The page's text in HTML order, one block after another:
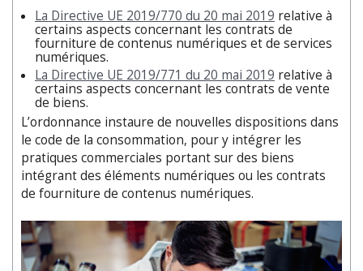
La Directive UE 2019/770 du 20 mai 2019 relative à
certains aspects concernant les contrats de
fourniture de contenus numériques et de services
numériques.
La Directive UE 2019/771 du 20 mai 2019 relative à
certains aspects concernant les contrats de vente
de biens.
L’ordonnance instaure de nouvelles dispositions dans
le code de la consommation, pour y intégrer les
pratiques commerciales portant sur des biens
intégrant des éléments numériques ou les contrats
de fourniture de contenus numériques.